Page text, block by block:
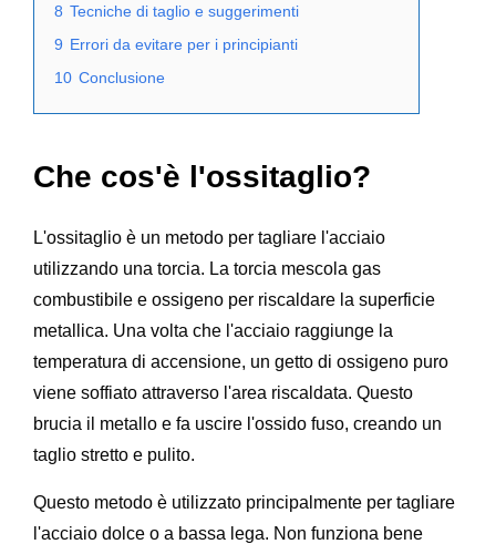
8 Tecniche di taglio e suggerimenti
9 Errori da evitare per i principianti
10 Conclusione
Che cos'è l'ossitaglio?
L'ossitaglio è un metodo per tagliare l'acciaio
utilizzando una torcia. La torcia mescola gas
combustibile e ossigeno per riscaldare la superficie
metallica. Una volta che l'acciaio raggiunge la
temperatura di accensione, un getto di ossigeno puro
viene soffiato attraverso l'area riscaldata. Questo
brucia il metallo e fa uscire l'ossido fuso, creando un
taglio stretto e pulito.
Questo metodo è utilizzato principalmente per tagliare
l'acciaio dolce o a bassa lega. Non funziona bene